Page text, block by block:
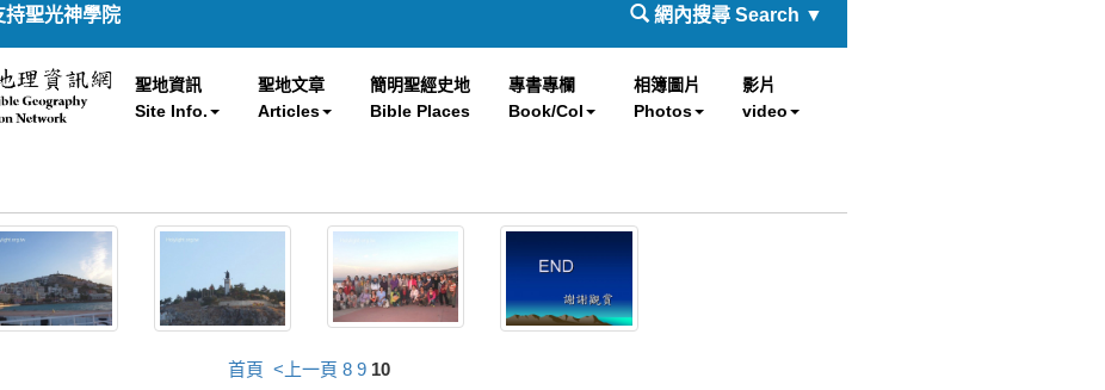
持聖光神學院 網內搜尋 Search ▼
聖地資訊
Site Info.
聖地文章
Articles
簡明聖經史地
Bible Places
專書專欄
Book/Col
相簿圖片
Photos
影片
video
首頁 <上一頁 8 9 10